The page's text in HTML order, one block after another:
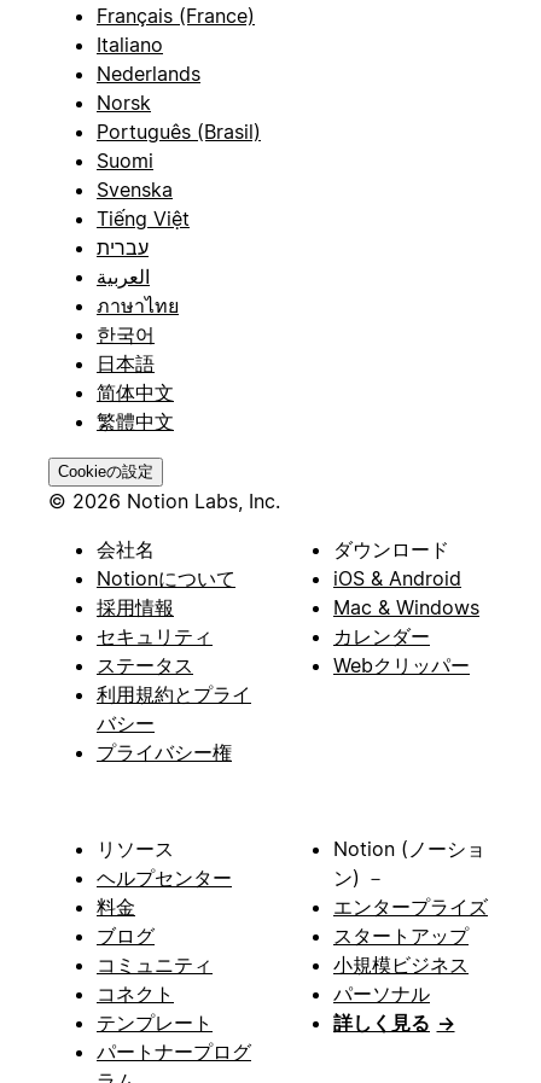
Français (France)
Italiano
Nederlands
Norsk
Português (Brasil)
Suomi
Svenska
Tiếng Việt
עברית
العربية
ภาษาไทย
한국어
日本語
简体中文
繁體中文
Cookieの設定
© 2026 Notion Labs, Inc.
会社名
Notionについて
採用情報
セキュリティ
ステータス
利用規約とプライ
バシー
プライバシー権
ダウンロード
iOS & Android
Mac & Windows
カレンダー
Webクリッパー
リソース
ヘルプセンター
料金
ブログ
コミュニティ
コネクト
テンプレート
パートナープログ
Notion (ノーショ
ン) －
エンタープライズ
スタートアップ
小規模ビジネス
パーソナル
詳しく見る →